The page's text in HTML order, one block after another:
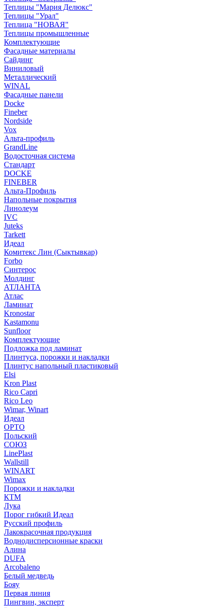
Теплицы "Мария Делюкс"
Теплицы "Урал"
Теплица "НОВАЯ"
Теплицы промышленные
Комплектующие
Фасадные материалы
Сайдинг
Виниловый
Металлический
WINAL
Фасадные панели
Docke
Fineber
Nordside
Vox
Альта-профиль
GrandLine
Водосточная система
Стандарт
DOCKE
FINEBER
Альта-Профиль
Напольные покрытия
Линолеум
IVC
Juteks
Tarkett
Идеал
Комитекс Лин (Сыктывкар)
Forbo
Синтерос
Молдинг
АТЛАНТА
Атлас
Ламинат
Kronostar
Kastamonu
Sunfloor
Комплектующие
Подложка под ламинат
Плинтуса, порожки и накладки
Плинтус напольный пластиковый
Elsi
Kron Plast
Rico Capri
Rico Leo
Wimar, Winart
Идеал
ОРТО
Польский
СОЮЗ
LinePlast
Wallstill
WINART
Wimax
Порожки и накладки
КТМ
Лука
Порог гибкий Идеал
Русский профиль
Лакокрасочная продукция
Воднодисперсионные краски
Алина
DUFA
Arcobaleno
Белый медведь
Бояу
Первая линия
Пингвин, эксперт